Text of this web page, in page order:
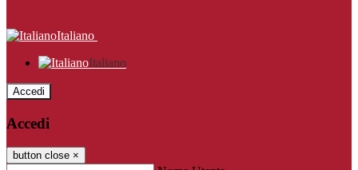
Italiano
Italiano
Accedi
Accedi
button close ×